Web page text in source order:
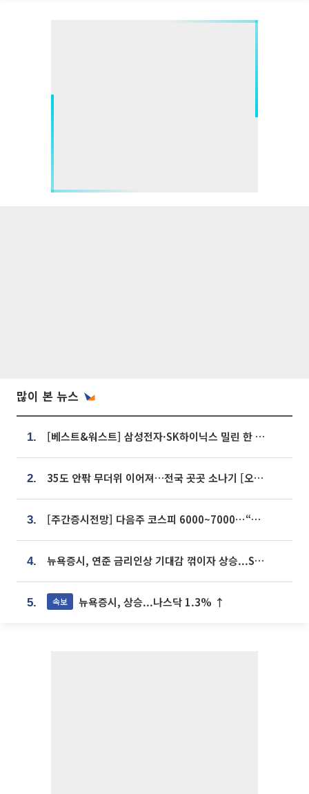
많이 본 뉴스
1. [베스트&워스트] 삼성전자·SK하이닉스 밀린 한 주…상상인증권은 85% 급등
2. 35도 안팎 무더위 이어져…전국 곳곳 소나기 [오늘 날씨]
3. [주간증시전망] 다음주 코스피 6000~7000⋯“外人 수급은 정책이 변수”
4. 뉴욕증시, 연준 금리인상 기대감 꺾이자 상승...S&P500 사상 최고치 [종합]
5. 속보 뉴욕증시, 상승...나스닥 1.3% ↑